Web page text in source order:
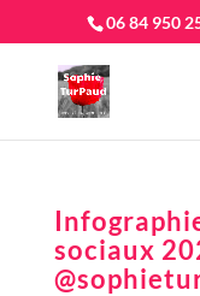
06 84 950
sociaux